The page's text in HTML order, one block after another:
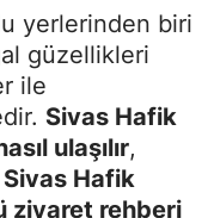
yerlerinden biri
güzellikleri
ile
Sivas Hafik
ulaşılır,
Sivas Hafik
ziyaret rehberi